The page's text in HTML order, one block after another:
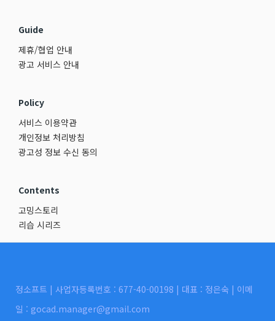
Guide
제휴/협업 안내
광고 서비스 안내
Policy
서비스 이용약관
개인정보 처리방침
광고성 정보 수신 동의
Contents
고밍스토리
리습 시리즈
정소프트 | 사업자등록번호 : 677-40-00198 | 대표 : 정은숙 | 이메
일 : gocad.manager@gmail.com